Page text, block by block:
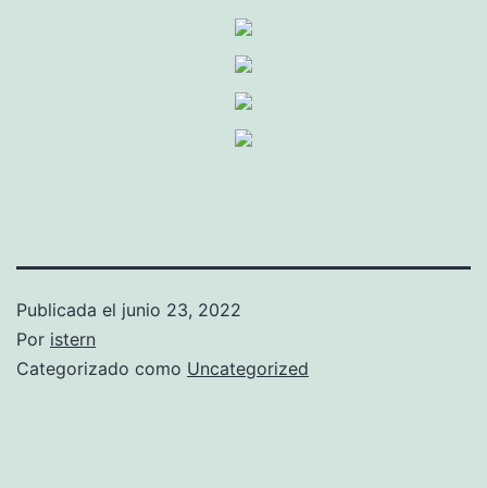
Publicada el junio 23, 2022
Por istern
Categorizado como Uncategorized